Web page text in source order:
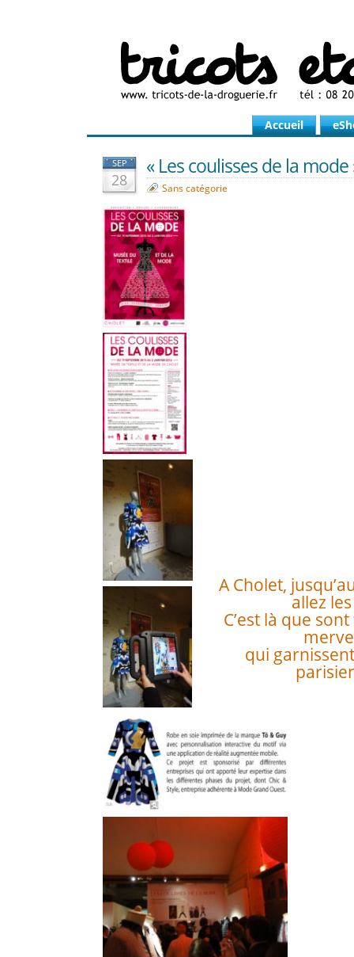
Accueil
SEP
28
« Les coulisses de la mode
Sans catégorie
A Cholet,
allez
C’est là que
qui